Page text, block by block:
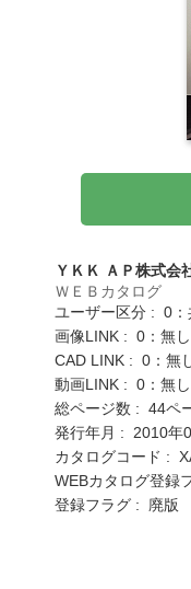
ＹＫＫ ＡＰ株式会
ＷＥＢカタログ
ユーザー区分 : 0：
画像LINK : 0：無し
CAD LINK : 0：無
動画LINK : 0：無し
総ページ数 : 44ペ
発行年月 : 2010年
カタログコード :
WEBカタログ登録
登録フラグ : 廃版